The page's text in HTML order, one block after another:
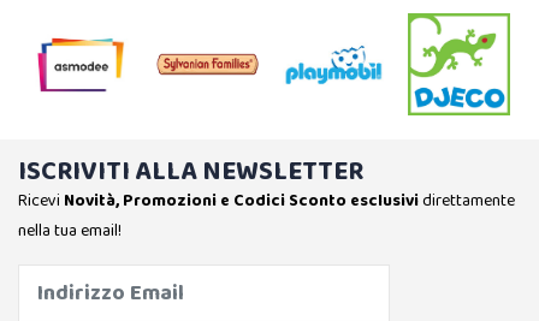
ISCRIVITI ALLA NEWSLETTER
Ricevi Novità, Promozioni e Codici Sconto esclusividirettamente
nella tua email!